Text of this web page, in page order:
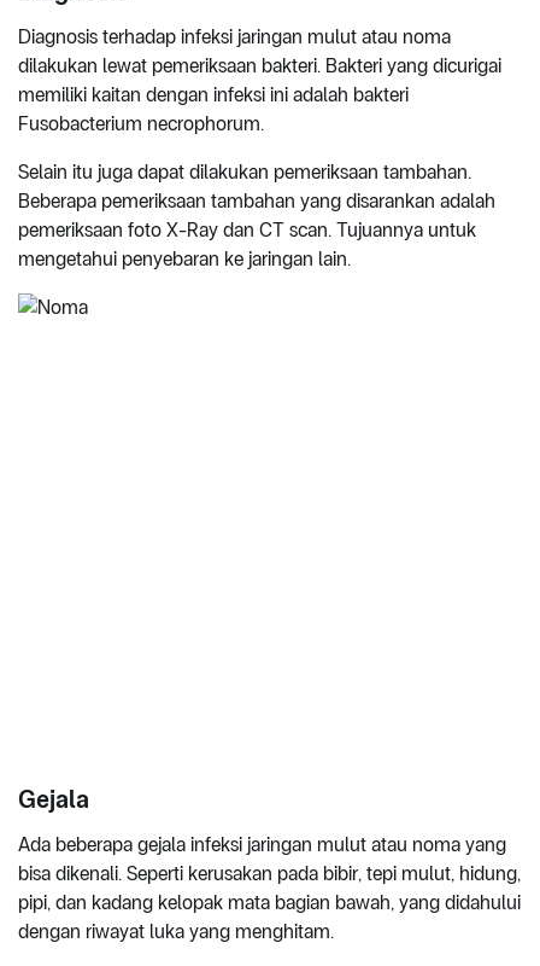
Diagnosis terhadap infeksi jaringan mulut atau noma
dilakukan lewat pemeriksaan bakteri. Bakteri yang dicurigai
memiliki kaitan dengan infeksi ini adalah bakteri
Fusobacterium necrophorum.
Selain itu juga dapat dilakukan pemeriksaan tambahan.
Beberapa pemeriksaan tambahan yang disarankan adalah
pemeriksaan foto X-Ray dan CT scan. Tujuannya untuk
mengetahui penyebaran ke jaringan lain.
Gejala
Ada beberapa gejala infeksi jaringan mulut atau noma yang
bisa dikenali. Seperti kerusakan pada bibir, tepi mulut, hidung,
pipi, dan kadang kelopak mata bagian bawah, yang didahului
dengan riwayat luka yang menghitam.